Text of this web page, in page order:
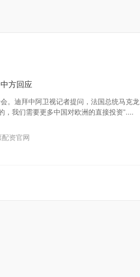
方回应
。迪拜中阿卫视记者提问，法国总统马克龙
，我们需要更多中国对欧洲的直接投资”....
资官网